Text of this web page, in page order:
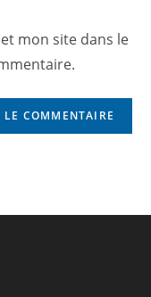
mon site dans le